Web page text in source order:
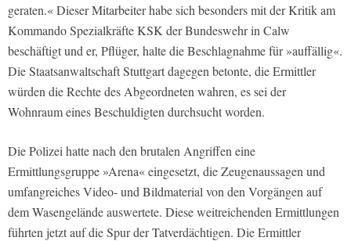
geraten.« Dieser Mitarbeiter habe sich besonders mit der Kritik am
Kommando Spezialkräfte KSK der Bundeswehr in Calw
beschäftigt und er, Pflüger, halte die Beschlagnahme für »auffällig«.
Die Staatsanwaltschaft Stuttgart dagegen betonte, die Ermittler
würden die Rechte des Abgeordneten wahren, es sei der
Wohnraum eines Beschuldigten durchsucht worden.
Die Polizei hatte nach den brutalen Angriffen eine
Ermittlungsgruppe »Arena« eingesetzt, die Zeugenaussagen und
umfangreiches Video- und Bildmaterial von den Vorgängen auf
dem Wasengelände auswertete. Diese weitreichenden Ermittlungen
führten jetzt auf die Spur der Tatverdächtigen. Die Ermittler